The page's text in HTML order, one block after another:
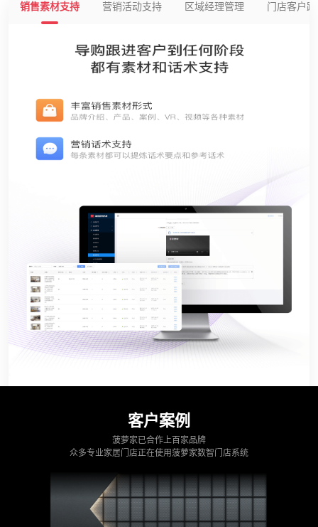
销售素材支持 营销活动支持 区域经理管理 门店客户
客户案例
菠萝家已合作上百家品牌
众多专业家居门店正在使用菠萝家数智门店系统